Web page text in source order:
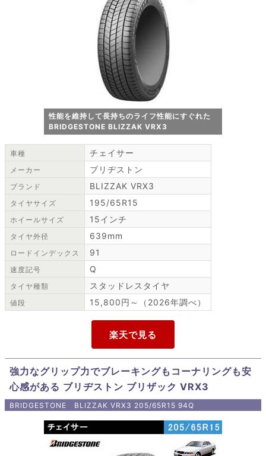
性能を維持して長持ちのライフ性能にすぐれた
BRIDGESTONE BLIZZAK VRX3
車種 チェイサー
メーカー ブリヂストン
ブランド BLIZZAK VRX3
タイヤサイズ 195/65R15
ホイールサイズ 15インチ
タイヤ外径 639mm
ロードインデックス 91
速度記号 Q
タイヤ種類 スタッドレスタイヤ
値段 15,800円～（2026年調べ）
強力なグリップ力でブレーキングもコーナリングも安
心感がある ブリヂストン ブリザック VRX3
BRIDGESTONE BLIZZAK VRX3 205/65R15 94Q